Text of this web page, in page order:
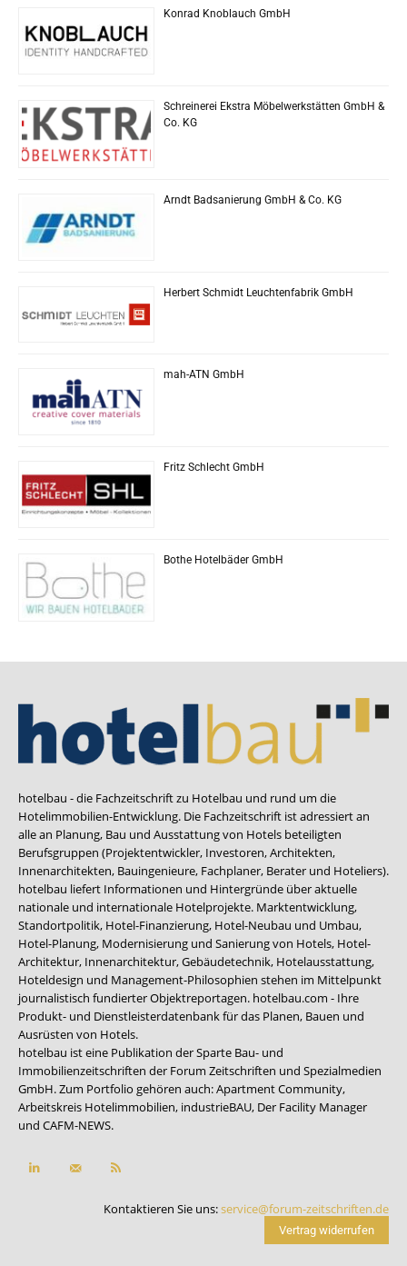
Konrad Knoblauch GmbH
Schreinerei Ekstra Möbelwerkstätten GmbH &
Co. KG
Arndt Badsanierung GmbH & Co. KG
Herbert Schmidt Leuchtenfabrik GmbH
mah-ATN GmbH
Fritz Schlecht GmbH
Bothe Hotelbäder GmbH
hotelbau - die Fachzeitschrift zu Hotelbau und rund um die
Hotelimmobilien-Entwicklung. Die Fachzeitschrift ist adressiert an
alle an Planung, Bau und Ausstattung von Hotels beteiligten
Berufsgruppen (Projektentwickler, Investoren, Architekten,
Innenarchitekten, Bauingenieure, Fachplaner, Berater und Hoteliers).
hotelbau liefert Informationen und Hintergründe über aktuelle
nationale und internationale Hotelprojekte. Marktentwicklung,
Standortpolitik, Hotel-Finanzierung, Hotel-Neubau und Umbau,
Hotel-Planung, Modernisierung und Sanierung von Hotels, Hotel-
Architektur, Innenarchitektur, Gebäudetechnik, Hotelausstattung,
Hoteldesign und Management-Philosophien stehen im Mittelpunkt
journalistisch fundierter Objektreportagen. hotelbau.com - Ihre
Produkt- und Dienstleisterdatenbank für das Planen, Bauen und
Ausrüsten von Hotels.
hotelbau ist eine Publikation der Sparte Bau- und
Immobilienzeitschriften der Forum Zeitschriften und Spezialmedien
GmbH. Zum Portfolio gehören auch:Apartment Community,
Arbeitskreis Hotelimmobilien, industrieBAU, Der Facility Manager
und CAFM-NEWS.
Kontaktieren Sie uns:service@forum-zeitschriften.de
Vertrag widerrufen